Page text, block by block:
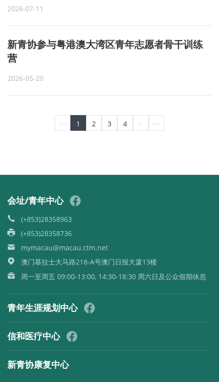
2026-07-11
新青协参与粤港澳大湾区青年志愿者骨干训练
营
2026-05-20
<< 1 2 3 4 > >>
会址/青年中心
(+853)28358963
(+853)28358736
mymacau@macau.ctm.net
澳门慕拉士大马路218-A号澳门日报大厦13楼
周一至周五 09:00-13:00, 14:30-18:30 周六日及公众假期休息
青年生涯规划中心
信和医疗中心
新青协康复中心